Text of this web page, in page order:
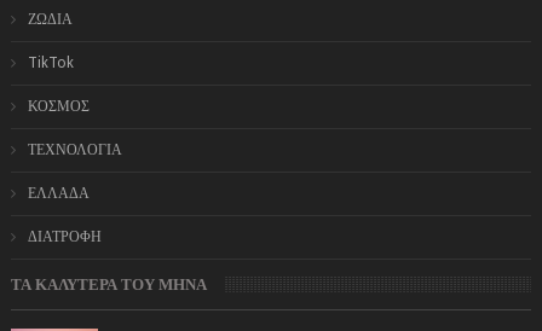
ΖΩΔΙΑ
TikTok
ΚΟΣΜΟΣ
ΤΕΧΝΟΛΟΓΙΑ
ΕΛΛΑΔΑ
ΔΙΑΤΡΟΦΗ
ΤΑ ΚΑΛΥΤΕΡΑ ΤΟΥ ΜΗΝΑ